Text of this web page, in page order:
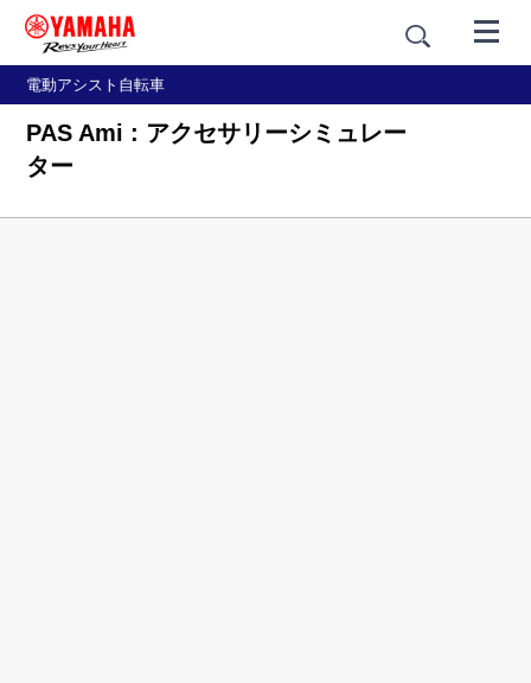
電動アシスト自転車
PAS Ami : アクセサリーシミュレー
ター